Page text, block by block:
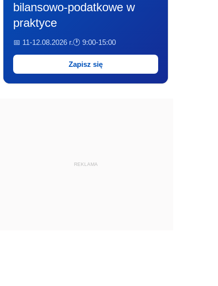
bilansowo-podatkowe w
praktyce
📅 11-12.08.2026 r.🕐 9:00-15:00
Zapisz się
REKLAMA